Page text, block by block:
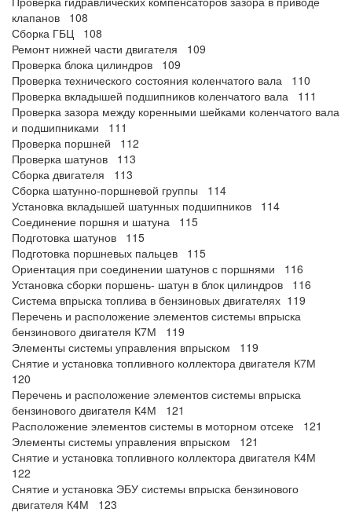
клапанов 108
Сборка ГБЦ 108
Ремонт нижней части двигателя 109
Проверка блока цилиндров 109
Проверка технического состояния коленчатого вала 110
Проверка вкладышей подшипников коленчатого вала 111
Проверка зазора между коренными шейками коленчатого вала
и подшипниками 111
Проверка поршней 112
Проверка шатунов 113
Сборка двигателя 113
Сборка шатунно-поршневой группы 114
Установка вкладышей шатунных подшипников 114
Соединение поршня и шатуна 115
Подготовка шатунов 115
Подготовка поршневых пальцев 115
Ориентация при соединении шатунов с поршнями 116
Установка сборки поршень- шатун в блок цилиндров 116
Система впрыска топлива в бензиновых двигателях 119
Перечень и расположение элементов системы впрыска
бензинового двигателя К7М 119
Элементы системы управления впрыском 119
Снятие и установка топливного коллектора двигателя К7М
120
Перечень и расположение элементов системы впрыска
бензинового двигателя К4М 121
Расположение элементов системы в моторном отсеке 121
Элементы системы управления впрыском 121
Снятие и установка топливного коллектора двигателя К4М
122
Снятие и установка ЭБУ системы впрыска бензинового
двигателя К4М 123